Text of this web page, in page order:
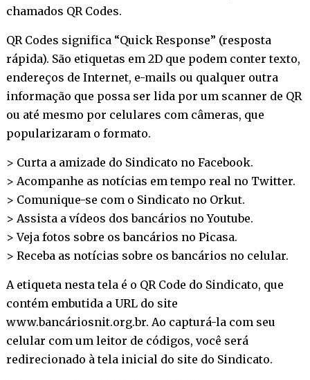
chamados QR Codes.
QR Codes significa “Quick Response” (resposta
rápida). São etiquetas em 2D que podem conter texto,
endereços de Internet, e-mails ou qualquer outra
informação que possa ser lida por um scanner de QR
ou até mesmo por celulares com câmeras, que
popularizaram o formato.
> Curta a amizade do Sindicato no Facebook.
> Acompanhe as notícias em tempo real no Twitter.
> Comunique-se com o Sindicato no Orkut.
> Assista a vídeos dos bancários noYoutube.
> Veja fotos sobre os bancários no Picasa.
> Receba as notícias sobre os bancários no celular.
A etiqueta nesta tela é o QR Code do Sindicato, que
contém embutida a URL do site
www.bancáriosnit.org.br. Ao capturá-la com seu
celular com um leitor de códigos, você será
redirecionado à tela inicial do site do Sindicato.